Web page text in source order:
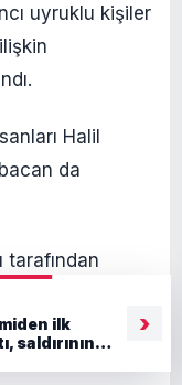
uyruklu kişiler
Halil
da
tarafından
para
yapılmıştı.
ilk
saldırının
›